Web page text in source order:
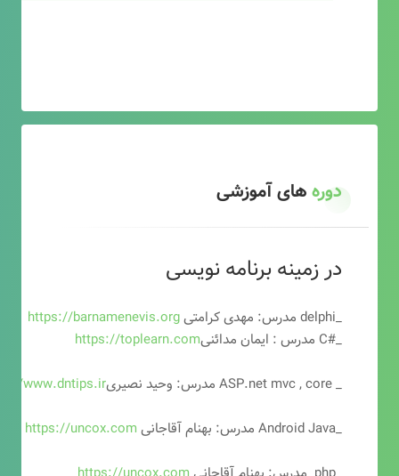
دورههای آموزشی
در زمینه برنامه نویسی
_delphi مدرس: مهدی کرامتی
https://barnamenevis.org
_#C مدرس : ایمان مدائنی
https://toplearn.com
_ ASP.net mvc , core مدرس: وحید نصیری
www.dntips.ir
_Android Java مدرس: بهنام آقاجانی
https://uncox.com